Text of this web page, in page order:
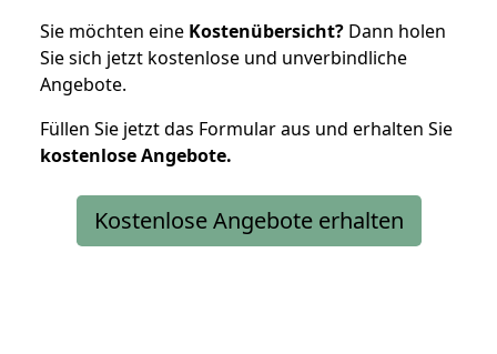
Sie möchten eine Kostenübersicht? Dann holen
Sie sich jetzt kostenlose und unverbindliche
Angebote.
Füllen Sie jetzt das Formular aus und erhalten Sie
kostenloseAngebote.
Kostenlose Angebote erhalten